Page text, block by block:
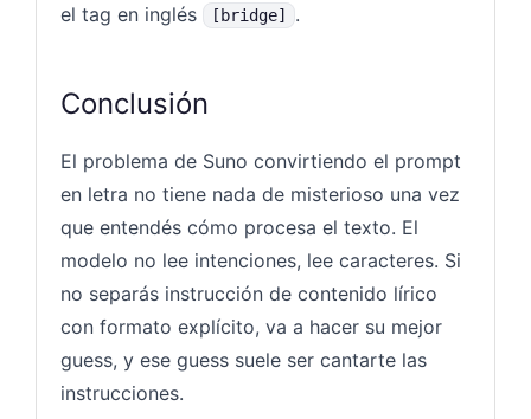
el tag en inglés
[bridge] .
Conclusión
El problema de Suno convirtiendo el prompt
en letra no tiene nada de misterioso una vez
que entendés cómo procesa el texto. El
modelo no lee intenciones, lee caracteres. Si
no separás instrucción de contenido lírico
con formato explícito, va a hacer su mejor
guess, y ese guess suele ser cantarte las
instrucciones.